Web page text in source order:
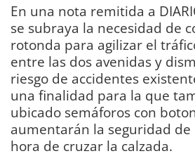
En una nota remitida a
se subraya la necesidad de
rotonda para agilizar el
entre las dos avenidas y
riesgo de accidentes
una finalidad para la que
ubicado semáforos con
aumentarán la seguridad de
hora de cruzar la calzada.